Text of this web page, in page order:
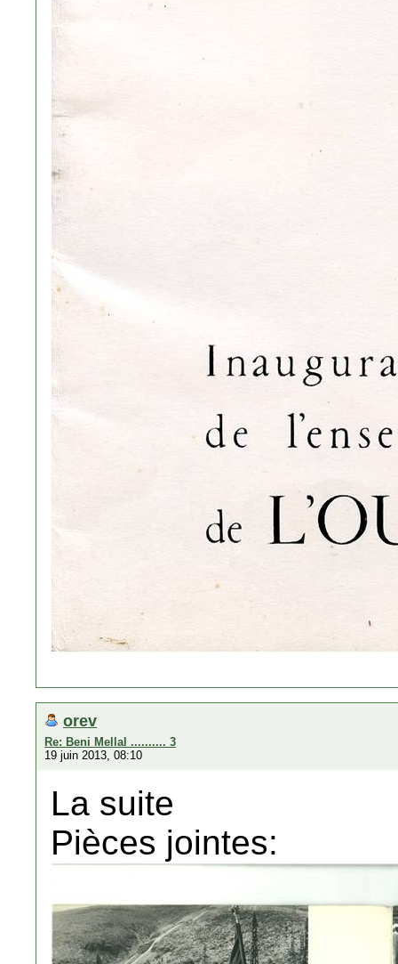
orev
Re: Beni Mellal .......... 3
19 juin 2013, 08:10
La suite
Pièces jointes: